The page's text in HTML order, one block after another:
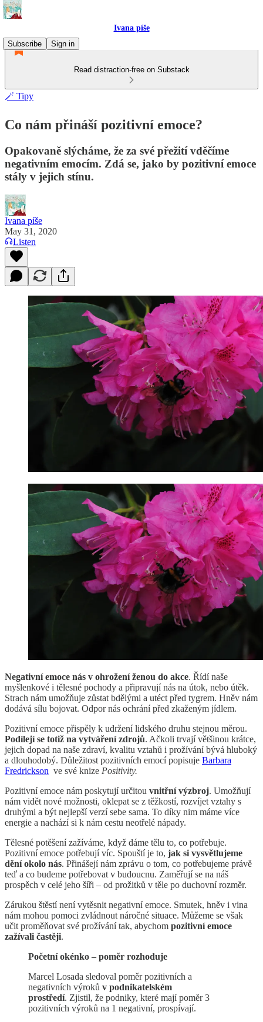
Ivana píše
Subscribe
Sign in
Read distraction-free on Substack
🪄 Tipy
Co nám přináší pozitivní emoce?
Opakovaně slýcháme, že za své přežití vděčíme
negativním emocím. Zdá se, jako by pozitivní emoce
stály v jejich stínu.
Ivana píše
May 31, 2020
Listen
Negativní emoce nás v ohrožení ženou do akce. Řídí naše
myšlenkové i tělesné pochody a připravují nás na útok, nebo útěk.
Strach nám umožňuje zůstat bdělými a utéct před tygrem. Hněv nám
dodává sílu bojovat. Odpor nás ochrání před zkaženým jídlem.
Pozitivní emoce přispěly k udržení lidského druhu stejnou měrou.
Podílejí se totiž na vytváření zdrojů. Ačkoli trvají většinou krátce,
jejich dopad na naše zdraví, kvalitu vztahů i prožívání bývá hluboký
a dlouhodobý. Důležitost pozitivních emocí popisuje Barbara
Fredrickson ve své knize Positivity.
Pozitivní emoce nám poskytují určitou vnitřní výzbroj. Umožňují
nám vidět nové možnosti, oklepat se z těžkostí, rozvíjet vztahy s
druhými a být nejlepší verzí sebe sama. To díky nim máme více
energie a nachází si k nám cestu neotřelé nápady.
Tělesné potěšení zažíváme, když dáme tělu to, co potřebuje.
Pozitivní emoce potřebují víc. Spouští je to, jak si vysvětlujeme
dění okolo nás. Přinášejí nám zprávu o tom, co potřebujeme právě
teď a co budeme potřebovat v budoucnu. Zaměřují se na náš
prospěch v celé jeho šíři – od prožitků v těle po duchovní rozměr.
Zárukou štěstí není vytěsnit negativní emoce. Smutek, hněv i vina
nám mohou pomoci zvládnout náročné situace. Můžeme se však
učit proměňovat své prožívání tak, abychom pozitivní emoce
zažívali častěji.
Početní okénko – poměr rozhoduje
Marcel Losada sledoval poměr pozitivních a
negativních výroků v podnikatelském
prostředí. Zjistil, že podniky, které mají poměr 3
pozitivních výroků na 1 negativní, prospívají.